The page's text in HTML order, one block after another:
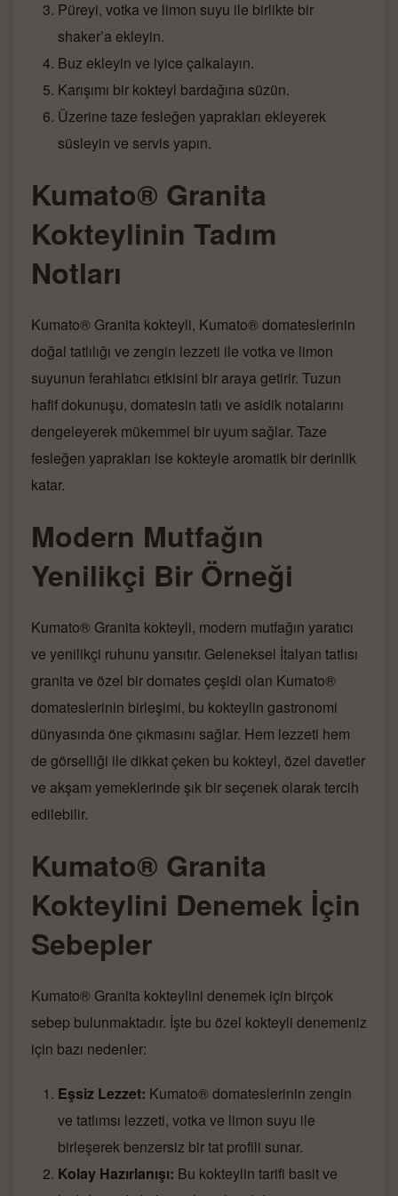
Püreyi, votka ve limon suyu ile birlikte bir
shaker’a ekleyin.
Buz ekleyin ve iyice çalkalayın.
Karışımı bir kokteyl bardağına süzün.
Üzerine taze fesleğen yaprakları ekleyerek
süsleyin ve servis yapın.
Kumato® Granita
Kokteylinin Tadım
Notları
Kumato® Granita kokteyli, Kumato® domateslerinin
doğal tatlılığı ve zengin lezzeti ile votka ve limon
suyunun ferahlatıcı etkisini bir araya getirir. Tuzun
hafif dokunuşu, domatesin tatlı ve asidik notalarını
dengeleyerek mükemmel bir uyum sağlar. Taze
fesleğen yaprakları ise kokteyle aromatik bir derinlik
katar.
Modern Mutfağın
Yenilikçi Bir Örneği
Kumato® Granita kokteyli, modern mutfağın yaratıcı
ve yenilikçi ruhunu yansıtır. Geleneksel İtalyan tatlısı
granita ve özel bir domates çeşidi olan Kumato®
domateslerinin birleşimi, bu kokteylin gastronomi
dünyasında öne çıkmasını sağlar. Hem lezzeti hem
de görselliği ile dikkat çeken bu kokteyl, özel davetler
ve akşam yemeklerinde şık bir seçenek olarak tercih
edilebilir.
Kumato® Granita
Kokteylini Denemek İçin
Sebepler
Kumato® Granita kokteylini denemek için birçok
sebep bulunmaktadır. İşte bu özel kokteyli denemeniz
için bazı nedenler:
Eşsiz Lezzet: Kumato® domateslerinin zengin
ve tatlımsı lezzeti, votka ve limon suyu ile
birleşerek benzersiz bir tat profili sunar.
Kolay Hazırlanışı: Bu kokteylin tarifi basit ve